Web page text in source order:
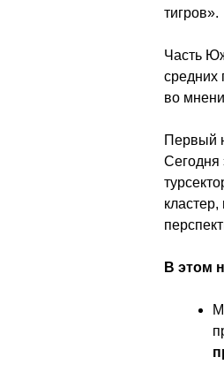
тигров».
Часть
средних
во
Первый
Сегодня
В этом